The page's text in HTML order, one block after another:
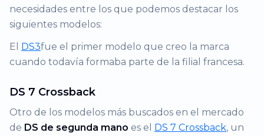
necesidades entre los que podemos destacar los
siguientes modelos:
El DS3fue el primer modelo que creo la marca
cuando todavía formaba parte de la filial francesa.
DS 7 Crossback
Otro de los modelos más buscados en el mercado
de DS de segunda mano es el DS 7 Crossback, un